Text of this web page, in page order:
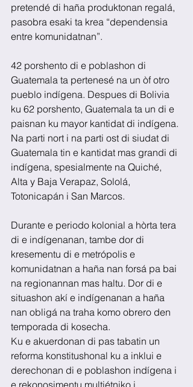
pretendé di haña produktonan regalá,
pasobra esaki ta krea “dependensia
entre komunidatnan”.
42 porshento di e poblashon di
Guatemala ta pertenesé na un òf otro
pueblo indígena. Despues di Bolivia
ku 62 porshento, Guatemala ta un di e
paisnan ku mayor kantidat di indígena.
Na parti nort i na parti ost di siudat di
Guatemala tin e kantidat mas grandi di
indígena, spesialmente na Quiché,
Alta y Baja Verapaz, Sololá,
Totonicapán i San Marcos.
Durante e periodo kolonial a hòrta tera
di e indígenanan, tambe dor di
kresementu di e metrópolis e
komunidatnan a haña nan forsá pa bai
na regionannan mas haltu. Dor di e
situashon akí e indígenanan a haña
nan obligá na traha komo obrero den
temporada di kosecha.
Ku e akuerdonan di pas tabatin un
reforma konstitushonal ku a inklui e
derechonan di e poblashon indígena i
e rekonosimentu multiétniko i